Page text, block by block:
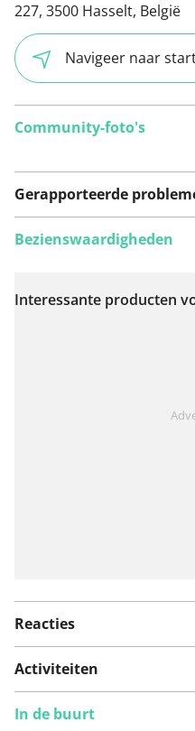
227, 3500 Hasselt, België
Navigeer naar
Community-foto's
Gerapporteerde
Bekijk op kaart
Bezienswaardigheden
Interessante producten
Reacties
Activiteiten
In de buurt